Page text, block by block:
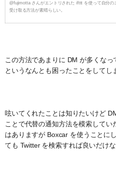
@fujimotta さんがエントリされた ifttt を使って自分の
受け取る方法が素晴らしい。
この方法であまりに DM が多くな
というなんとも困ったことをしてし
呟いてくれたことは知りたいけど
ことで代替の通知方法を模索して
はありますが Boxcar を使うことに
ても Twitter を検索すれば良いだけ